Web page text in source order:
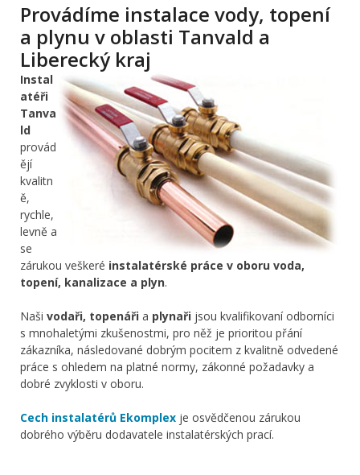
Provádíme instalace vody, topení
a plynu v oblasti Tanvald a
Liberecký kraj
Instal
atéři
Tanva
ld
provád
ějí
kvalitn
ě,
rychle,
levně a
se
zárukou veškeré instalatérské práce v oboru voda,
topení, kanalizace a plyn.
Naši vodaři, topenáři a plynaři jsou kvalifikovaní odborníci
s mnohaletými zkušenostmi, pro něž je prioritou přání
zákazníka, následované dobrým pocitem z kvalitně odvedené
práce s ohledem na platné normy, zákonné požadavky a
dobré zvyklosti v oboru.
Cech instalatérů Ekomplex je osvědčenou zárukou
dobrého výběru dodavatele instalatérských prací.